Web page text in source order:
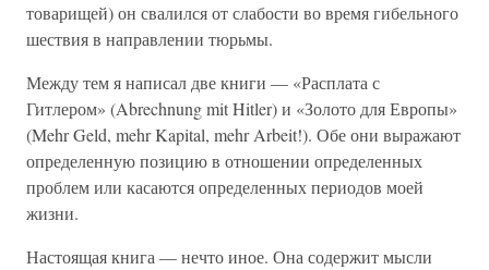
товарищей) он свалился от слабости во время гибельного
шествия в направлении тюрьмы.
Между тем я написал две книги — «Расплата с
Гитлером» (Abrechnung mit Hitler) и «Золото для Европы»
(Mehr Geld, mehr Kapital, mehr Arbeit!). Обе они выражают
определенную позицию в отношении определенных
проблем или касаются определенных периодов моей
жизни.
Настоящая книга — нечто иное. Она содержит мысли